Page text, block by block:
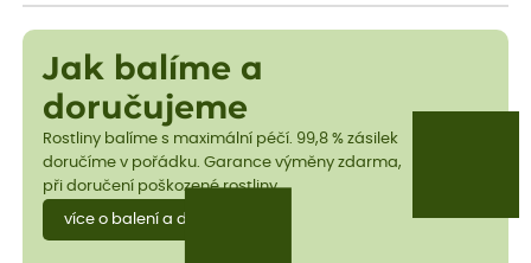
Jak balíme a
doručujeme
Rostliny balíme s maximální péčí. 99,8 % zásilek
doručíme v pořádku. Garance výměny zdarma,
při doručení poškozené rostliny.
více o balení a dopravě